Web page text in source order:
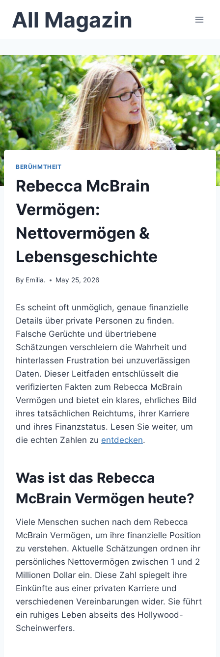
All Magazin
BERÜHMTHEIT
Rebecca McBrain
Vermögen:
Nettovermögen &
Lebensgeschichte
By Emilia. May 25, 2026
Es scheint oft unmöglich, genaue finanzielle
Details über private Personen zu finden.
Falsche Gerüchte und übertriebene
Schätzungen verschleiern die Wahrheit und
hinterlassen Frustration bei unzuverlässigen
Daten. Dieser Leitfaden entschlüsselt die
verifizierten Fakten zum Rebecca McBrain
Vermögen und bietet ein klares, ehrliches Bild
ihres tatsächlichen Reichtums, ihrer Karriere
und ihres Finanzstatus. Lesen Sie weiter, um
die echten Zahlen zu entdecken.
Was ist das Rebecca
McBrain Vermögen heute?
Viele Menschen suchen nach dem Rebecca
McBrain Vermögen, um ihre finanzielle Position
zu verstehen. Aktuelle Schätzungen ordnen ihr
persönliches Nettovermögen zwischen 1 und 2
Millionen Dollar ein. Diese Zahl spiegelt ihre
Einkünfte aus einer privaten Karriere und
verschiedenen Vereinbarungen wider. Sie führt
ein ruhiges Leben abseits des Hollywood-
Scheinwerfers.